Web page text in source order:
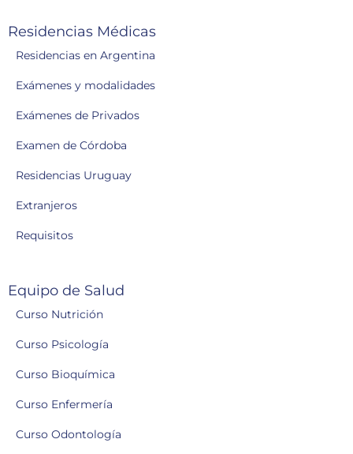
Residencias Médicas
Residencias en Argentina
Exámenes y modalidades
Exámenes de Privados
Examen de Córdoba
Residencias Uruguay
Extranjeros
Requisitos
Equipo de Salud
Curso Nutrición
Curso Psicología
Curso Bioquímica
Curso Enfermería
Curso Odontología